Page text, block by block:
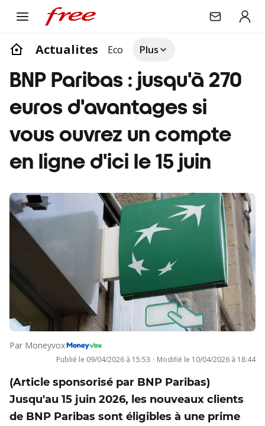
Actualites Eco Plus
BNP Paribas : jusqu'à 270
euros d'avantages si
vous ouvrez un compte
en ligne d'ici le 15 juin
Par Moneyvox
Publié le 09/04/2026 à 15:53 · Modifié le 10/04/2026 à 18:44
(Article sponsorisé par BNP Paribas)
Jusqu'au 15 juin 2026, les nouveaux clients
de BNP Paribas sont éligibles à une prime